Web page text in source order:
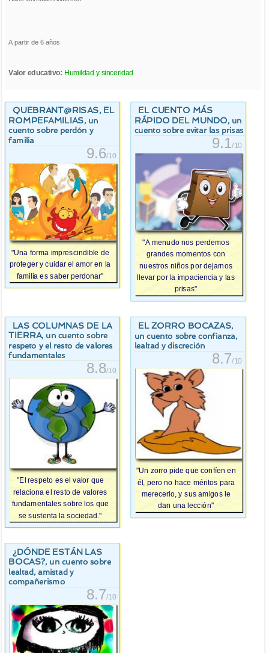
A partir de 6 años
Valor educativo: Humildad y sinceridad
QUEBRANT@RISAS, EL
ROMPEFAMILIAS, un
cuento sobre perdón y
familia
9.6/10
"Una forma imprescindible de
proteger y cuidar el amor en la
familia es saber perdonar"
EL CUENTO MÁS
RÁPIDO DEL MUNDO, un
cuento sobre evitar las prisas
9.1/10
"A menudo nos perdemos
grandes momentos con
nuestros niños por dejarnos
llevar por la impaciencia y las
prisas"
LAS COLUMNAS DE LA
TIERRA, un cuento sobre
respeto y el resto de valores
fundamentales
8.8/10
"El respeto es el valor que
relaciona el resto de valores
fundamentales sobre los que
se sustenta la sociedad."
EL ZORRO BOCAZAS,
un cuento sobre confianza,
lealtad y discreción
8.7/10
"Un zorro pide que confíen en
él, pero no hace méritos para
merecerlo, y sus amigos le
dan una lección"
¿DÓNDE ESTÁN LAS
BOCAS?, un cuento sobre
lealtad, amistad y
compañerismo
8.7/10